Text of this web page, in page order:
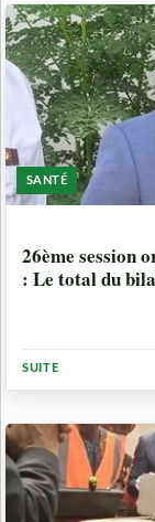
SANTÉ
26ème session
: Le total du
SUITE